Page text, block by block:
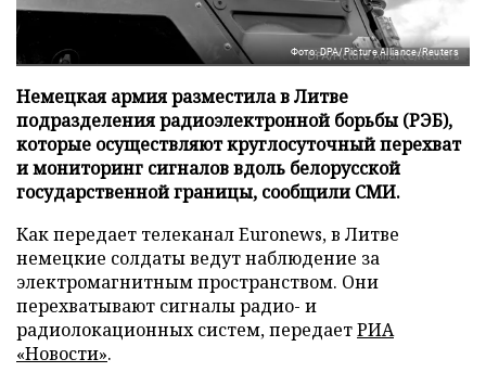
Фото: DPA/Picture Alliance/Reuters
Немецкая армия разместила в Литве
подразделения радиоэлектронной борьбы (РЭБ),
которые осуществляют круглосуточный перехват
и мониторинг сигналов вдоль белорусской
государственной границы, сообщили СМИ.
Как передает телеканал Euronews, в Литве
немецкие солдаты ведут наблюдение за
электромагнитным пространством. Они
перехватывают сигналы радио- и
радиолокационных систем, передаетРИА
«Новости».